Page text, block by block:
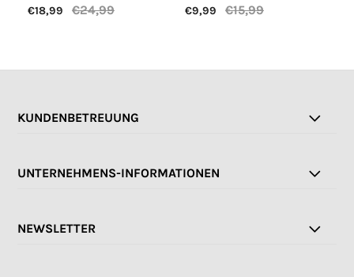
€18,99 €24,99 €9,99 €15,99
KUNDENBETREUUNG
UNTERNEHMENS-INFORMATIONEN
NEWSLETTER